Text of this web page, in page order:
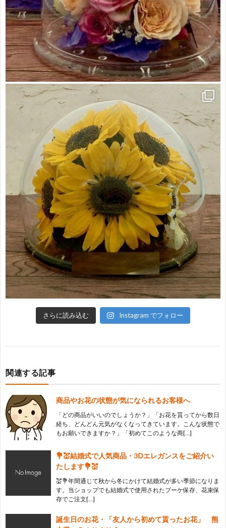
さらに読み込む Instagram でフォロー
関連する記事
商品やお花の状態が気になられるお客様へ
「どの商品がいいのでしょうか？」「お花を貰ってから数日
経ち、どんどん元気がなくなってきています。こんな状態で
もお願いできますか？」「初めてこのような商[…]
💐💒結婚式で人気商品・3Ⅾエレガンスをご紹介い
たします💐💒
💒💐年間通じて秋から冬にかけて結婚式が多い季節になりま
す。当ショップでも結婚式で使用されたブーケ保存、花束保
存でご注文[…]
誕生日のお花・「友人から初めて貰ったお花」 熊